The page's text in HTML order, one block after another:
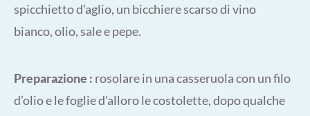
spicchietto d’aglio, un bicchiere scarso di vino
bianco, olio, sale e pepe.
Preparazione : rosolare in una casseruola con un filo
d’olio e le foglie d’alloro le costolette, dopo qualche